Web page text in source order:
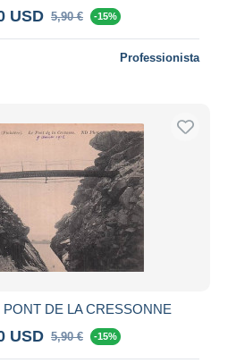
USD 5,90 € -15%
Professionista
DE LA CRESSONNE
USD 5,90 € -15%